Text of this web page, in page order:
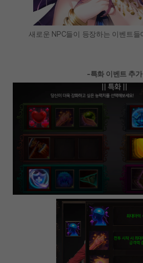
새로운 NPC들이 등장하는 이벤트들
-특화 이벤트 추가